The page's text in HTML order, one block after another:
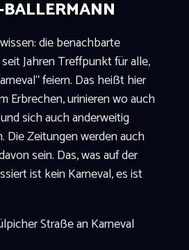
die benachbarte
Jahren Treffpunkt für alle,
feiern. Das heißt hier
Erbrechen, urinieren wo auch
sich auch anderweitig
Die Zeitungen werden auch
sein. Das, was auf der
ist kein Karneval, es ist